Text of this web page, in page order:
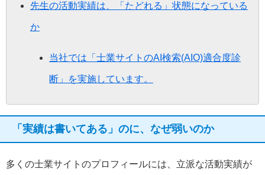
先生の活動実績は、「たどれる」状態になっている
か
当社では「士業サイトのAI検索(AIO)適合度診
断」を実施しています。
「実績は書いてある」のに、なぜ弱いのか
多くの士業サイトのプロフィールには、立派な活動実績が